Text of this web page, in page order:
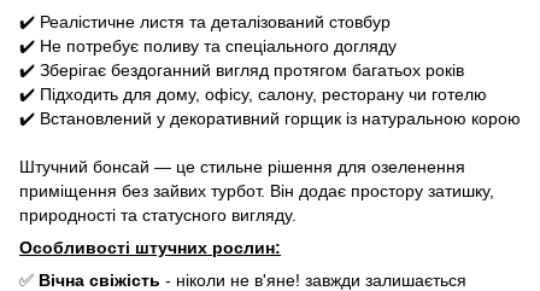
✔️ Реалістичне листя та деталізований стовбур
✔️ Не потребує поливу та спеціального догляду
✔️ Зберігає бездоганний вигляд протягом багатьох років
✔️ Підходить для дому, офісу, салону, ресторану чи готелю
✔️ Встановлений у декоративний горщик із натуральною корою
Штучний бонсай — це стильне рішення для озеленення
приміщення без зайвих турбот. Він додає простору затишку,
природності та статусного вигляду.
Особливості штучних рослин:
✅ Вічна свіжість - ніколи не в'яне! завжди залишається